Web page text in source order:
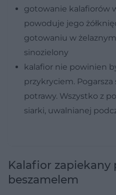
gotowanie kalafiorów
powoduje jego
gotowaniu w
sinozielony
kalafior nie powinien
przykryciem.
potrawy. Wszystko z
siarki, uwalnianej
Kalafior
beszamelem